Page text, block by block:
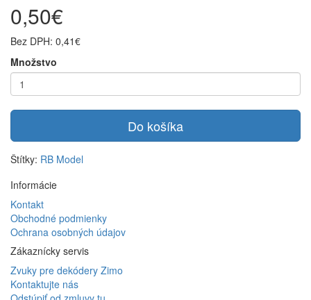
0,50€
Bez DPH: 0,41€
Množstvo
Do košíka
Štítky: RB Model
Informácie
Kontakt
Obchodné podmienky
Ochrana osobných údajov
Zákaznícky servis
Zvuky pre dekódery Zimo
Kontaktujte nás